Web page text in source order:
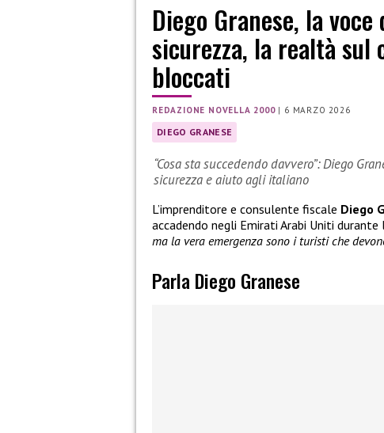
Diego Granese, la
sicurezza, la realtà sul
bloccati
REDAZIONE NOVELLA 2000| 6 MARZO 2026
DIEGO GRANESE
“Cosa sta succedendo davvero”: Diego
sicurezza e aiuto agli italiano
L’imprenditore e consulente fiscale Diego
accadendo negli Emirati Arabi Uniti
ma la vera emergenza sono i turisti che
Parla Diego Granese